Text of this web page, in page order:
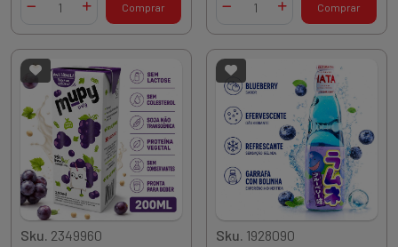
Diminuir QuantidadeAdicionar Quantidade
Comprar
Diminuir QuantidadeAdicionar Quantidade
Comprar
Sku. 2349960
Sku. 1928090